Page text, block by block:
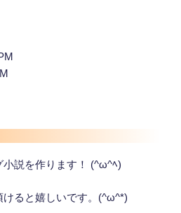
小説を作ります！ (^ω^ﾍ)
けると嬉しいです。(^ω^*)